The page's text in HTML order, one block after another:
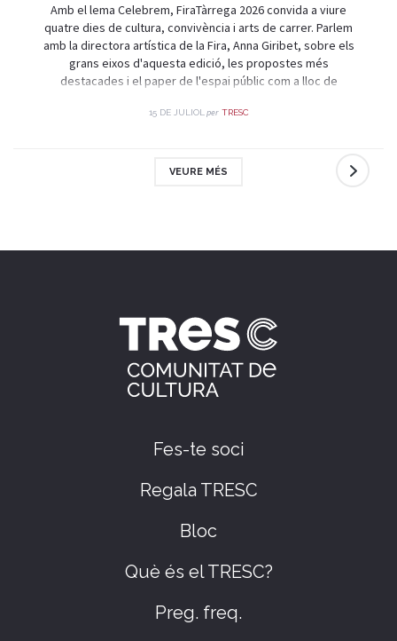
Amb el lema Celebrem, FiraTàrrega 2026 convida a viure
quatre dies de cultura, convivència i arts de carrer. Parlem
amb la directora artística de la Fira, Anna Giribet, sobre els
grans eixos d'aquesta edició, les propostes més
destacades i el paper de l'espai públic com a lloc de
15 DE JULIOL per TRESC
VEURE MÉS
Fes-te soci
Regala TRESC
Bloc
Què és el TRESC?
Preg. freq.